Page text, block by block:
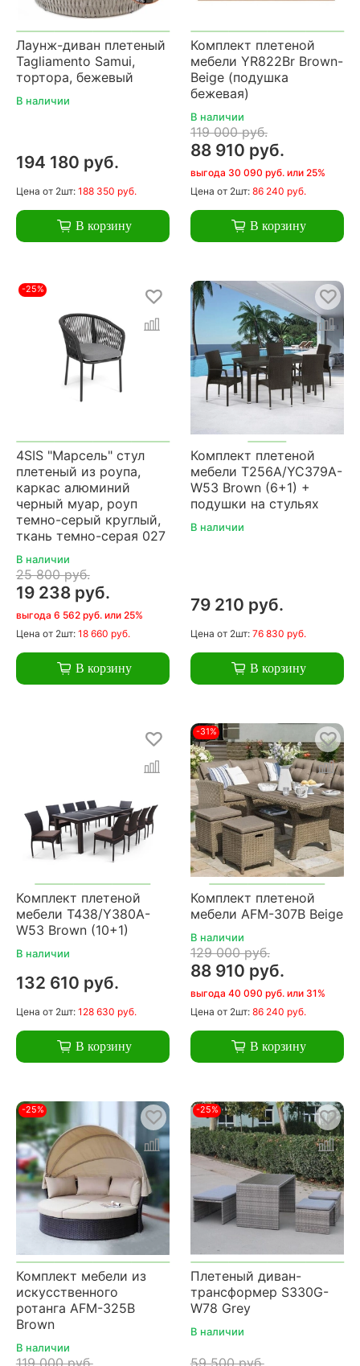
Лаунж-диван плетеный
Tagliamento Samui,
тортора, бежевый
В наличии
194 180 руб.
Цена от 2шт: 188 350 руб.
В корзину
Комплект плетеной
мебели YR822Br Brown-
Beige (подушка
бежевая)
В наличии
119 000 руб.
88 910 руб.
выгода 30 090 руб. или 25%
Цена от 2шт: 86 240 руб.
В корзину
-25%
4SIS "Марсель" стул
плетеный из роупа,
каркас алюминий
черный муар, роуп
темно-серый круглый,
ткань темно-серая 027
В наличии
25 800 руб.
19 238 руб.
выгода 6 562 руб. или 25%
Цена от 2шт: 18 660 руб.
В корзину
Комплект плетеной
мебели T256A/YC379A-
W53 Brown (6+1) +
подушки на стульях
В наличии
79 210 руб.
Цена от 2шт: 76 830 руб.
В корзину
Комплект плетеной
мебели T438/Y380A-
W53 Brown (10+1)
В наличии
132 610 руб.
Цена от 2шт: 128 630 руб.
В корзину
-31%
Комплект плетеной
мебели AFM-307B Beige
В наличии
129 000 руб.
88 910 руб.
выгода 40 090 руб. или 31%
Цена от 2шт: 86 240 руб.
В корзину
-25%
Комплект мебели из
искусственного
ротанга AFM-325B
Brown
В наличии
119 000 руб.
-25%
Плетеный диван-
трансформер S330G-
W78 Grey
В наличии
59 500 руб.